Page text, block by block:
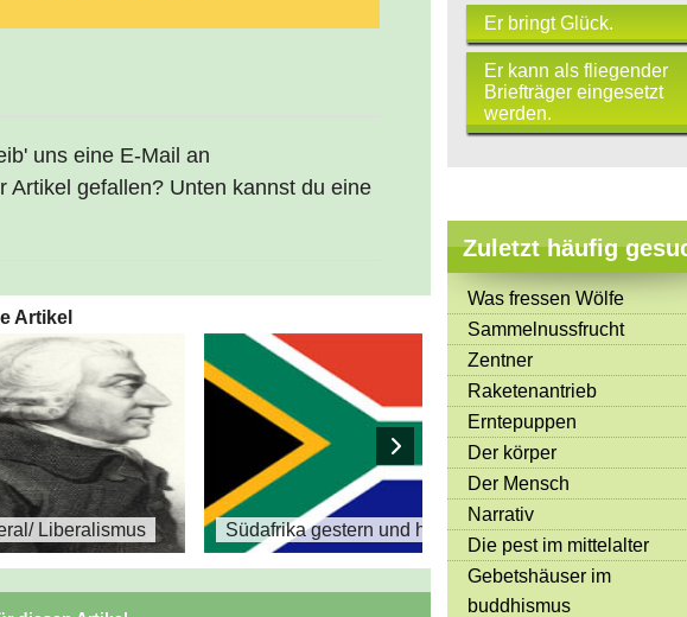
uns eine E-Mail an
Artikel gefallen? Unten kannst du eine
Artikel
Liberalismus Südafrika gestern und heute
Vor 20
Er bringt Glück.
Er kann als fliegender
Briefträger eingesetzt
werden.
Zuletzt häufig
Was fressen Wölfe
Sammelnussfrucht
Zentner
Raketenantrieb
Erntepuppen
Der körper
Der Mensch
Narrativ
Die pest im mittelalter
Gebetshäuser im
buddhismus